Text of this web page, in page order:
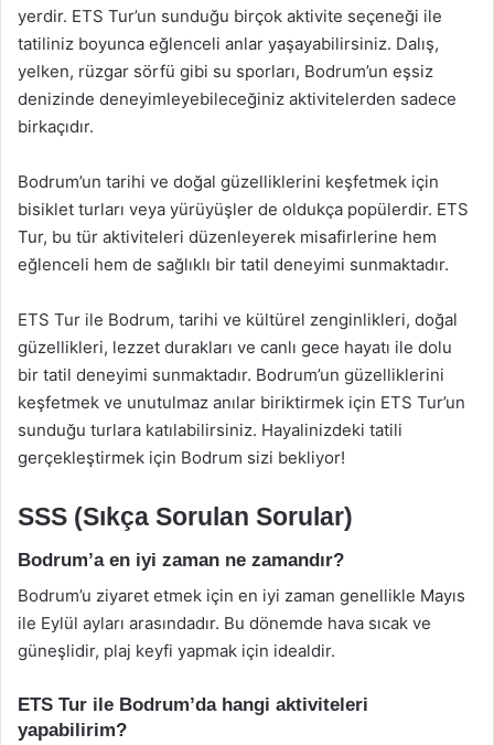
yerdir. ETS Tur’un sunduğu birçok aktivite seçeneği ile
tatiliniz boyunca eğlenceli anlar yaşayabilirsiniz. Dalış,
yelken, rüzgar sörfü gibi su sporları, Bodrum’un eşsiz
denizinde deneyimleyebileceğiniz aktivitelerden sadece
birkaçıdır.
Bodrum’un tarihi ve doğal güzelliklerini keşfetmek için
bisiklet turları veya yürüyüşler de oldukça popülerdir. ETS
Tur, bu tür aktiviteleri düzenleyerek misafirlerine hem
eğlenceli hem de sağlıklı bir tatil deneyimi sunmaktadır.
ETS Tur ile Bodrum, tarihi ve kültürel zenginlikleri, doğal
güzellikleri, lezzet durakları ve canlı gece hayatı ile dolu
bir tatil deneyimi sunmaktadır. Bodrum’un güzelliklerini
keşfetmek ve unutulmaz anılar biriktirmek için ETS Tur’un
sunduğu turlara katılabilirsiniz. Hayalinizdeki tatili
gerçekleştirmek için Bodrum sizi bekliyor!
SSS (Sıkça Sorulan Sorular)
Bodrum’a en iyi zaman ne zamandır?
Bodrum’u ziyaret etmek için en iyi zaman genellikle Mayıs
ile Eylül ayları arasındadır. Bu dönemde hava sıcak ve
güneşlidir, plaj keyfi yapmak için idealdir.
ETS Tur ile Bodrum’da hangi aktiviteleri
yapabilirim?